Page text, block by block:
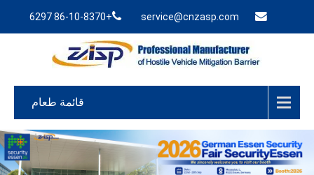
service@cnzasp.com
+86-10-8370 6297
قائمة طعام